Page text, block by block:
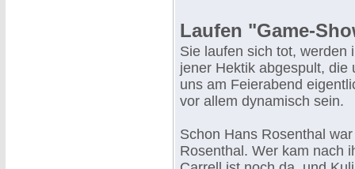
Laufen "Game-
Sie laufen sich tot, werden
jener Hektik abgespult, die
uns am Feierabend
vor allem dynamisch sein.
Schon Hans Rosenthal
Rosenthal. Wer kam nach